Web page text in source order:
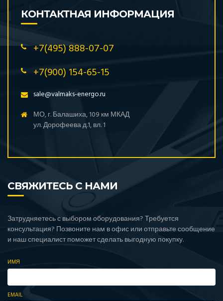
КОНТАКТНАЯ ИНФОРМАЦИЯ
+7(495) 888-07-07
+7(900) 154-65-15
sale@valmaks-energo.ru
МО, г. Балашиха, 109 км МКАД
ул. Дорофеева д.1, вл. 1
СВЯЖИТЕСЬ С НАМИ
Затрудняетесь с выбором оборудования? Требуется
консультация? Позвоните нам в офис или отправьте сообщение
и наш специалист поможет сделать выгодную покупку.
ИМЯ
EMAIL